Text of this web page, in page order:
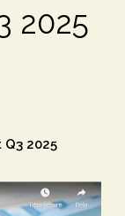
2025
2025